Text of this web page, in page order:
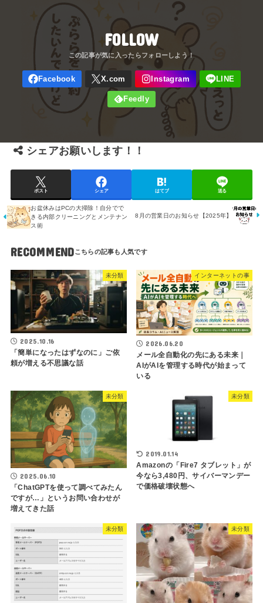
FOLLOW
シェアお願いします！！
ポスト シェア はてブ 送る
8月の営業日のお知らせ【2025年】
お盆休みはPCの大掃除！自分でで
きる内部クリーニングとメンテナン
ス術
RECOMMEND
未分類
2025.10.16
「簡単になったはずなのに」ご依
頼が増える不思議な話
インターネットの事
2026.06.20
メール全自動化の先にある未来｜
AIがAIを管理する時代が始まって
いる
未分類
2025.06.10
「ChatGPTを使って調べてみたん
ですが…」というお問い合わせが
増えてきた話
未分類
2019.01.14
Amazonの「Fire7 タブレット」が
今なら3,480円、サイバーマンデー
で価格破壊状態へ
未分類 未分類